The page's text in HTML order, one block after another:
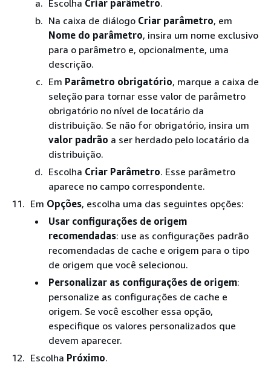
Escolha Criar parâmetro.
Na caixa de diálogo Criar parâmetro, em
Nome do parâmetro, insira um nome exclusivo
para o parâmetro e, opcionalmente, uma
descrição.
Em Parâmetro obrigatório, marque a caixa de
seleção para tornar esse valor de parâmetro
obrigatório no nível de locatário da
distribuição. Se não for obrigatório, insira um
valor padrão a ser herdado pelo locatário da
distribuição.
Escolha Criar Parâmetro. Esse parâmetro
aparece no campo correspondente.
Em Opções, escolha uma das seguintes opções:
Usar configurações de origem
recomendadas: use as configurações padrão
recomendadas de cache e origem para o tipo
de origem que você selecionou.
Personalizar as configurações de origem:
personalize as configurações de cache e
origem. Se você escolher essa opção,
especifique os valores personalizados que
devem aparecer.
Escolha Próximo.